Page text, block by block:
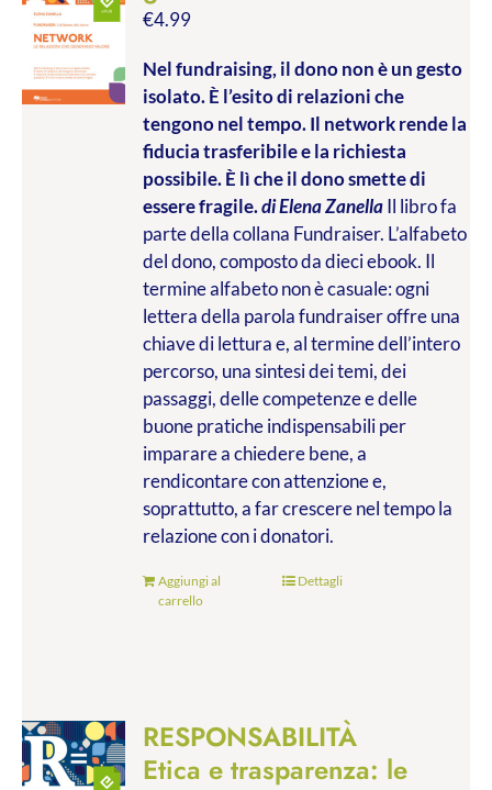
€4.99
Nel fundraising, il dono non è un gesto
isolato. È l’esito di relazioni che
tengono nel tempo. Il network rende la
fiducia trasferibile e la richiesta
possibile. È lì che il dono smette di
essere fragile.di Elena ZanellaIl libro fa
parte della collana Fundraiser. L’alfabeto
del dono, composto da dieci ebook. Il
termine alfabeto non è casuale: ogni
lettera della parola fundraiser offre una
chiave di lettura e, al termine dell’intero
percorso, una sintesi dei temi, dei
passaggi, delle competenze e delle
buone pratiche indispensabili per
imparare a chiedere bene, a
rendicontare con attenzione e,
soprattutto, a far crescere nel tempo la
relazione con i donatori.
Aggiungi al
carrello
Dettagli
RESPONSABILITÀ
Etica e trasparenza: le